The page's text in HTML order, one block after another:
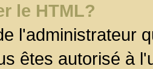
le HTML?
l'administrateur
êtes autorisé à